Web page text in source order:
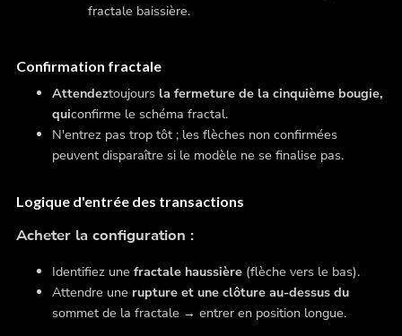
fractale baissière.
Confirmation fractale
Attendeztoujours la fermeture de la cinquième bougie,
quiconfirme le schéma fractal.
N'entrez pas trop tôt ; les flèches non confirmées
peuvent disparaître si le modèle ne se finalise pas.
Logique d'entrée des transactions
Acheter la configuration :
Identifiez une fractale haussière(flèche vers le bas).
Attendre une rupture et une clôture au-dessus du
sommet de la fractale → entrer en position longue.